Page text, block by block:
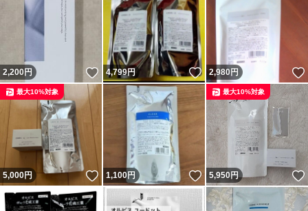
2,200円 いいね！
4,799円 いいね！
2,980円
5,000円 いいね！
最大10%対象
1,100円 いいね！
5,950円
最大10%対象